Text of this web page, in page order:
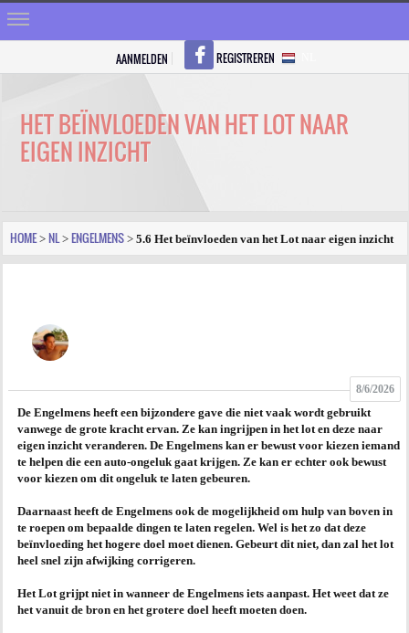
REGISTREREN
VRAGEN
FOTO
AGENDA
PRAKTIJK
AANMELDEN REGISTREREN
HET BEÏNVLOEDEN VAN HET LOT NAAR
EIGEN INZICHT
HOME > NL > ENGELMENS > 5.6 Het beïnvloeden van het Lot naar eigen inzicht
8/6/2026
De Engelmens heeft een bijzondere gave die niet vaak wordt gebruikt
vanwege de grote kracht ervan. Ze kan ingrijpen in het lot en deze naar
eigen inzicht veranderen. De Engelmens kan er bewust voor kiezen iemand
te helpen die een auto-ongeluk gaat krijgen. Ze kan er echter ook bewust
voor kiezen om dit ongeluk te laten gebeuren.
Daarnaast heeft de Engelmens ook de mogelijkheid om hulp van boven in
te roepen om bepaalde dingen te laten regelen. Wel is het zo dat deze
beïnvloeding het hogere doel moet dienen. Gebeurt dit niet, dan zal het lot
heel snel zijn afwijking corrigeren.
Het Lot grijpt niet in wanneer de Engelmens iets aanpast. Het weet dat ze
het vanuit de bron en het grotere doel heeft moeten doen.